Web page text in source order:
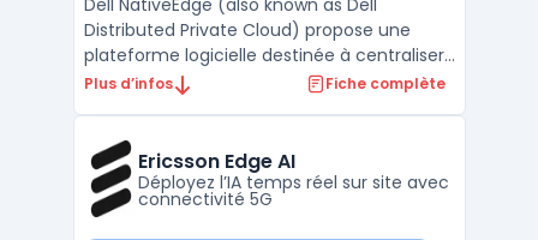
Dell NativeEdge (also known as Dell
Distributed Private Cloud) propose une
plateforme logicielle destinée à centraliser
la gestion des infrastructures et des
des sites distribués, les entreprises utilisant
des usages IA ...
Plus d’infos Fiche complète
Ericsson Edge AI
Déployez l’IA temps réel sur site avec
connectivité 5G